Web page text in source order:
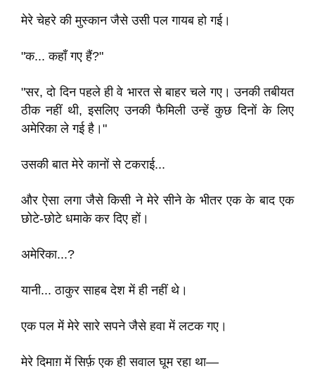
मेरे चेहरे की मुस्कान जैसे उसी पल गायब हो गई।
"क... कहाँ गए हैं?"
"सर, दो दिन पहले ही वे भारत से बाहर चले गए। उनकी तबीयत
ठीक नहीं थी, इसलिए उनकी फैमिली उन्हें कुछ दिनों के लिए
अमेरिका ले गई है।"
उसकी बात मेरे कानों से टकराई...
और ऐसा लगा जैसे किसी ने मेरे सीने के भीतर एक के बाद एक
छोटे-छोटे धमाके कर दिए हों।
अमेरिका...?
यानी... ठाकुर साहब देश में ही नहीं थे।
एक पल में मेरे सारे सपने जैसे हवा में लटक गए।
मेरे दिमाग़ में सिर्फ़ एक ही सवाल घूम रहा था—